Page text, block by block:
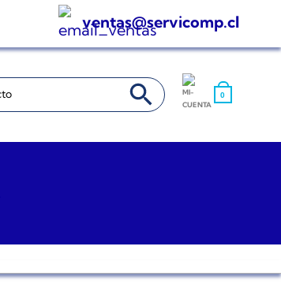
ventas@servicomp.cl
BOTÓN DE BÚSQUEDA
0